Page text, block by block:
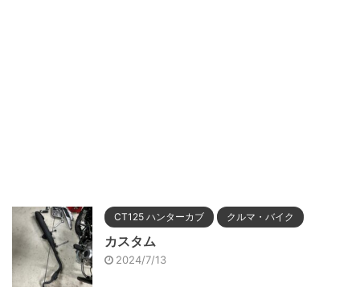
CT125 ハンターカブ クルマ・バイク
カスタム
2024/7/13